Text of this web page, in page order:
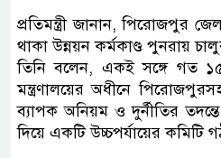
প্রতিমন্ত্রী জানান, পিরোজপুর
থাকা উন্নয়ন কর্মকাণ্ড পুনরায়
তিনি বলেন, একই সঙ্গে গত
মন্ত্রণালয়ের অধীনে
ব্যাপক অনিয়ম ও দুর্নীতির
দিয়ে একটি উচ্চপর্যায়ের কমিটি